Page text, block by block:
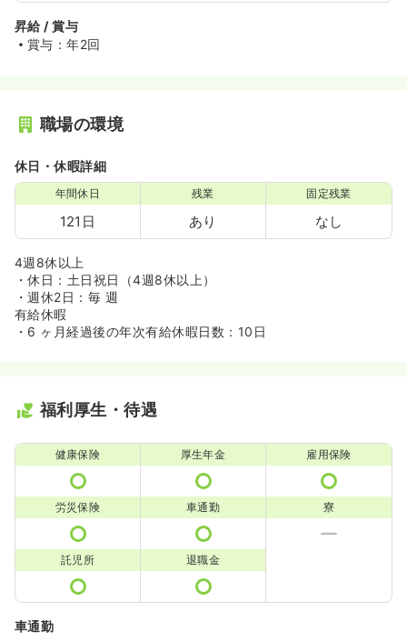
昇給 / 賞与
賞与：年2回
職場の環境
休日・休暇詳細
年間休日
121日
残業
あり
固定残業
なし
4週8休以上
・休日：土日祝日（4週8休以上）
・週休2日：毎 週
有給休暇
・6 ヶ月経過後の年次有給休暇日数：10日
福利厚生・待遇
健康保険 厚生年金 雇用保険
労災保険 車通勤 寮
託児所 退職金
車通勤